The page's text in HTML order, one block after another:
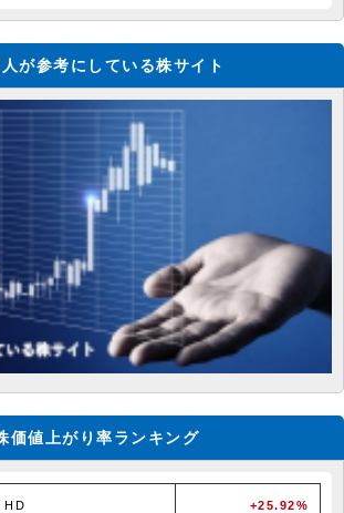
が参考にしている株サイト
価値上がり率ランキング
HD +25.92%